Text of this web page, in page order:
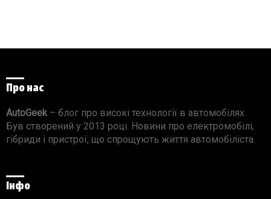
Про нас
AutoGeek– блог про високі технології в автомобілях.
Був створений у 2013 році. Новини про електромобілі,
гібриди і пристрої, що спрощують життя автомобіліста.
Інфо